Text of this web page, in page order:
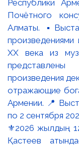
⚜️2026 жылдың 12
Қастеев